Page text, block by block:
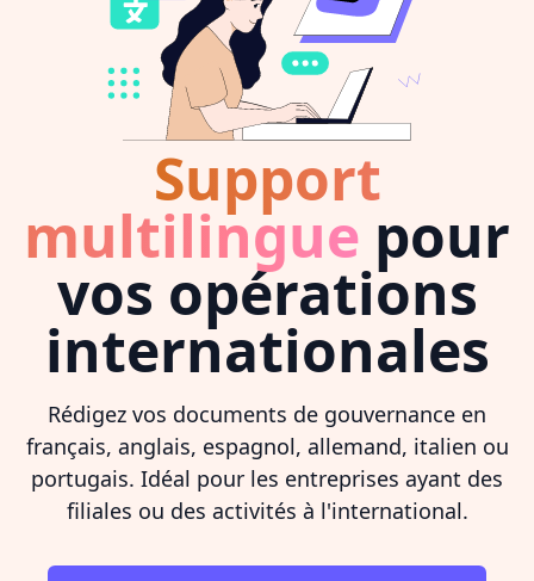
Support
multilingue pour
vos opérations
internationales
Rédigez vos documents de gouvernance en
français, anglais, espagnol, allemand, italien ou
portugais. Idéal pour les entreprises ayant des
filiales ou des activités à l'international.